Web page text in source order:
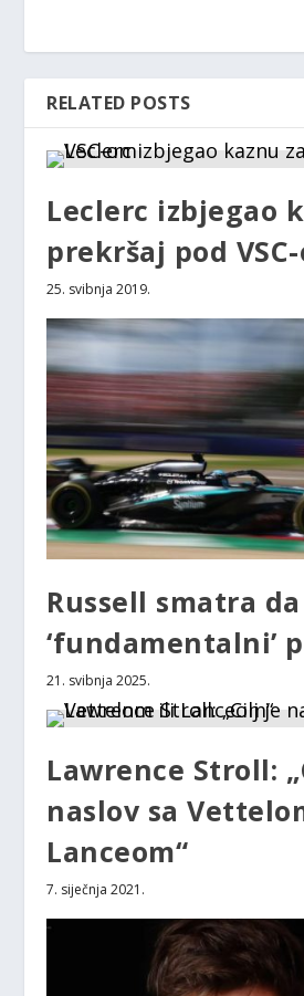
RELATED POSTS
Leclerc izbjegao
prekršaj pod
25. svibnja 2019.
Russell smatra
‘fundamentalni’
21. svibnja 2025.
Lawrence Stroll:
naslov sa
Lanceom“
7. siječnja 2021.